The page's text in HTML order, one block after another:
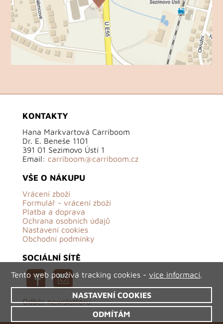
KONTAKTY
Hana Markvartová Carriboom
Dr. E. Beneše 1101
391 01 Sezimovo Ústí 1
Email: carriboom@carriboom.cz
VŠE O NÁKUPU
Vrácení zboží
Formulář - vrácení zboží
Platba a doprava
Ochrana osobních údajů
Nastavení cookies
Obchodní podmínky
SOCIÁLNÍ SÍTĚ
Odběr newsletteru
Tento web používá tracking cookies -více informací.
NASTAVENÍ COOKIES
ODMÍTÁM